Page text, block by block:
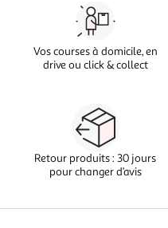
Vos courses à domicile, en
drive ou click & collect
Retour produits : 30 jours
pour changer d’avis